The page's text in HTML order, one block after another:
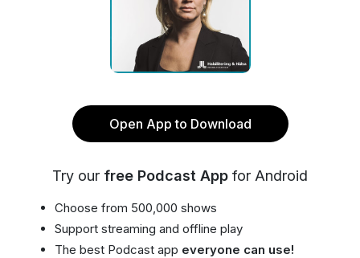
Open App to Download
Try our free Podcast App for Android
Choose from 500,000 shows
Support streaming and offline play
The best Podcast app everyone can use!